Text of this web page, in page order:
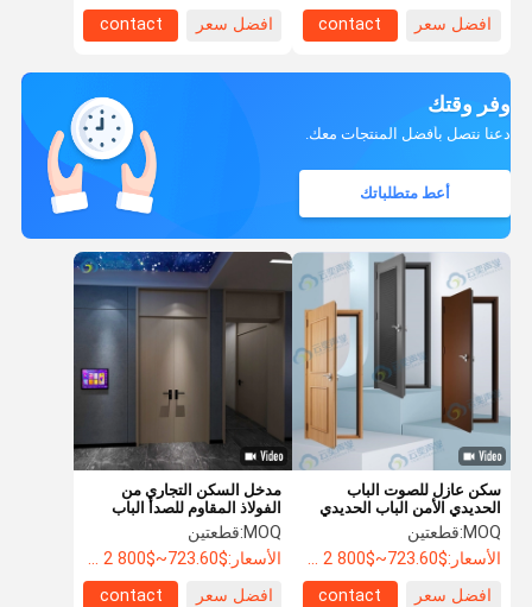
افضل سعر
contact
افضل سعر
contact
وفر وقتك
دعنا نتصل بأفضل المنتجات معك.
أعط متطلباتك
سكن عازل للصوت الباب
الحديدي الأمن الباب الحديدي
المدرع
MOQ: قطعتين
الأسعار:$723.60~$800 2 - 49 pieces, $638.80 50~$720 99 pieces , 100 - 199 pieces $621.7
افضل سعر
contact
مدخل السكن التجاري من
الفولاذ المقاوم للصدأ الباب
الخارجي الرئيسي المعطى
للصوت
MOQ: قطعتين
الأسعار:$723.60~$800 2 - 49 pieces, $638.80 50~$720 99 pieces , 100 - 199 pieces $621.7
افضل سعر
contact